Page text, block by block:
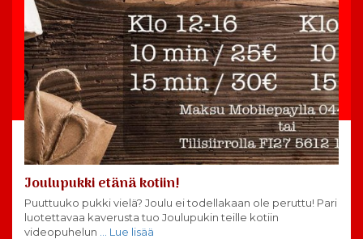
Joulupukki etänä kotiin!
Puuttuuko pukki vielä? Joulu ei todellakaan ole peruttu! Pari
luotettavaa kaverusta tuo Joulupukin teille kotiin
videopuhelun … Lue lisää